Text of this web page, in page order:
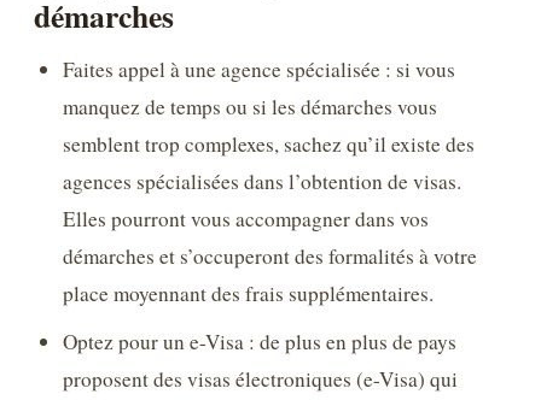
démarches
Faites appel à une agence spécialisée : si vous
manquez de temps ou si les démarches vous
semblent trop complexes, sachez qu’il existe des
agences spécialisées dans l’obtention de visas.
Elles pourront vous accompagner dans vos
démarches et s’occuperont des formalités à votre
place moyennant des frais supplémentaires.
Optez pour un e-Visa : de plus en plus de pays
proposent des visas électroniques (e-Visa) qui